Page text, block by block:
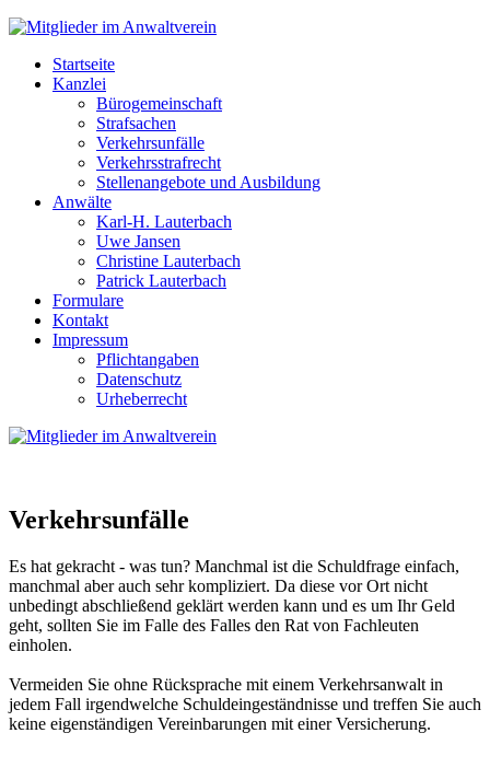
Startseite
Kanzlei
Bürogemeinschaft
Strafsachen
Verkehrsunfälle
Verkehrsstrafrecht
Stellenangebote und Ausbildung
Anwälte
Karl-H. Lauterbach
Uwe Jansen
Christine Lauterbach
Patrick Lauterbach
Formulare
Kontakt
Impressum
Pflichtangaben
Datenschutz
Urheberrecht
Verkehrsunfälle
Es hat gekracht - was tun? Manchmal ist die Schuldfrage einfach,
manchmal aber auch sehr kompliziert. Da diese vor Ort nicht
unbedingt abschließend geklärt werden kann und es um Ihr Geld
geht, sollten Sie im Falle des Falles den Rat von Fachleuten
einholen.
Vermeiden Sie ohne Rücksprache mit einem Verkehrsanwalt in
jedem Fall irgendwelche Schuldeingeständnisse und treffen Sie auch
keine eigenständigen Vereinbarungen mit einer Versicherung.